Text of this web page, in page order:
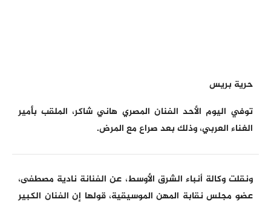
حرية بريس
توفي اليوم الأحد الفنان المصري هاني شاكر، الملقب بأمير
الغناء العربي، وذلك بعد صراع مع المرض.
ونقلت وكالة أنباء الشرق الأوسط، عن الفنانة نادية مصطفى،
عضو مجلس نقابة المهن الموسيقية، قولها إن الفنان الكبير